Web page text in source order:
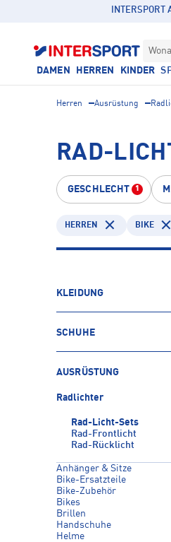
DAMEN HERREN KINDER
Herren Ausrüstung
RAD-
GESCHLECHT 1
HERREN BIKE
KLEIDUNG
SCHUHE
AUSRÜSTUNG
Radlichter
Rad-Licht-Sets
Rad-Frontlicht
Rad-Rücklicht
Anhänger & Sitze
Bike-Ersatzteile
Bike-Zubehör
Bikes
Brillen
Handschuhe
Helme